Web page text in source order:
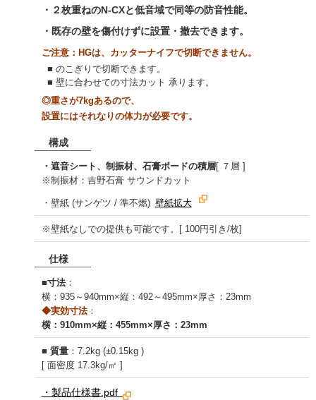
・２枚重ねのN-CXと低音域で同等の防音性能。
・既存の壁を傷付けずに設置・撤去できます。
ご注意：HGは、カッターナイフで切断できません。
■ のこぎりで切断できます。
■ 壁に合わせての寸法カット 承ります。
◎重さが7kgあるので、
設置にはそれなりの体力が必要です。
構成
・遮音シート、制振材、石膏ボードの積層[ ７層 ]
※制振材：吉野石膏 サウンドカット
・壁紙 (サンゲツ / 準不燃) 壁紙拡大
※壁紙なしでの提供も可能です。[ 100円引き/枚]
仕様
■寸法：
横：935～940mm×縦：492～495mm×厚さ：23mm
◆実効寸法：
横：910mm×縦：455mm×厚さ：23mm
■ 質量：7.2kg (±0.15kg )
[ 面密度 17.3kg/㎡ ]
・製品仕様書.pdf